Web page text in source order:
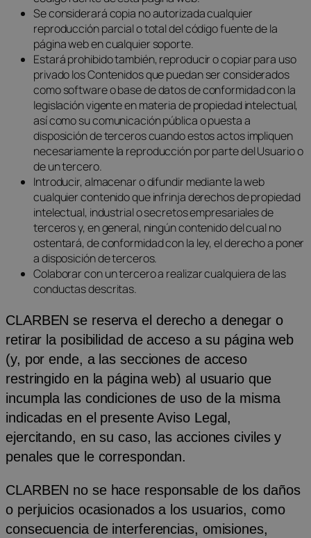
Se considerará copia no autorizada cualquier
reproducción parcial o total del código fuente de la
página web en cualquier soporte.
Estará prohibido también, reproducir o copiar para uso
privado los Contenidos que puedan ser considerados
como software o base de datos de conformidad con la
legislación vigente en materia de propiedad intelectual,
así como su comunicación pública o puesta a
disposición de terceros cuando estos actos impliquen
necesariamente la reproducción por parte del Usuario o
de un tercero.
Introducir, almacenar o difundir mediante la web
cualquier contenido que infrinja derechos de propiedad
intelectual, industrial o secretos empresariales de
terceros y, en general, ningún contenido del cual no
ostentará, de conformidad con la ley, el derecho a poner
a disposición de terceros.
Colaborar con un tercero a realizar cualquiera de las
conductas descritas.
CLARBEN se reserva el derecho a denegar o
retirar la posibilidad de acceso a su página web
(y, por ende, a las secciones de acceso
restringido en la página web) al usuario que
incumpla las condiciones de uso de la misma
indicadas en el presente Aviso Legal,
ejercitando, en su caso, las acciones civiles y
penales que le correspondan.
CLARBEN no se hace responsable de los daños
o perjuicios ocasionados a los usuarios, como
consecuencia de interferencias, omisiones,